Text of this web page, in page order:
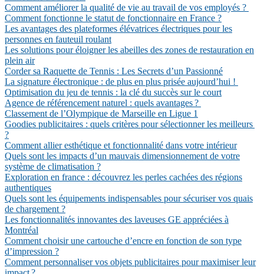
Comment améliorer la qualité de vie au travail de vos employés ?
Comment fonctionne le statut de fonctionnaire en France ?
Les avantages des plateformes élévatrices électriques pour les
personnes en fauteuil roulant
Les solutions pour éloigner les abeilles des zones de restauration en
plein air
Corder sa Raquette de Tennis : Les Secrets d’un Passionné
La signature électronique : de plus en plus prisée aujourd’hui !
Optimisation du jeu de tennis : la clé du succès sur le court
Agence de référencement naturel : quels avantages ?
Classement de l’Olympique de Marseille en Ligue 1
Goodies publicitaires : quels critères pour sélectionner les meilleurs
?
Comment allier esthétique et fonctionnalité dans votre intérieur
Quels sont les impacts d’un mauvais dimensionnement de votre
système de climatisation ?
Exploration en france : découvrez les perles cachées des régions
authentiques
Quels sont les équipements indispensables pour sécuriser vos quais
de chargement ?
Les fonctionnalités innovantes des laveuses GE appréciées à
Montréal
Comment choisir une cartouche d’encre en fonction de son type
d’impression ?
Comment personnaliser vos objets publicitaires pour maximiser leur